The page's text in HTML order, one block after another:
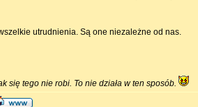
utrudnienia. Są one niezależne od nas.
się tego nie robi. To nie działa w ten sposób.